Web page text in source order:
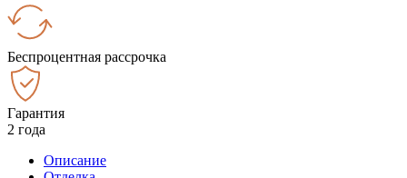
Беспроцентная рассрочка
Гарантия
2 года
Описание